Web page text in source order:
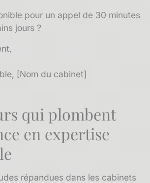
pour un appel de 30 minutes
jours ?
[Nom du cabinet]
qui plombent
en expertise
répandues dans les cabinets